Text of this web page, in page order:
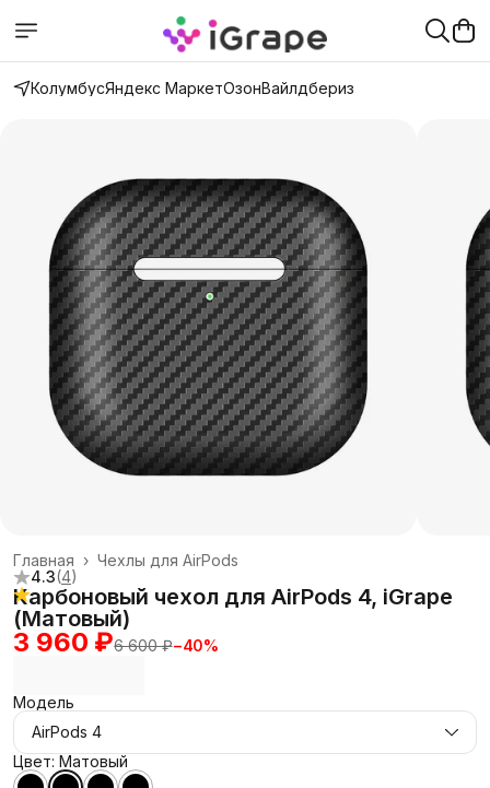
КолумбусЯндекс МаркетОзонВайлдбериз
Чехлы для AirPods
Главная ›
4.3(4)
Карбоновый чехол для AirPods 4, iGrape
(Матовый)
3 960 ₽6 600 ₽−40%
Модель
AirPods 4
Цвет: Матовый